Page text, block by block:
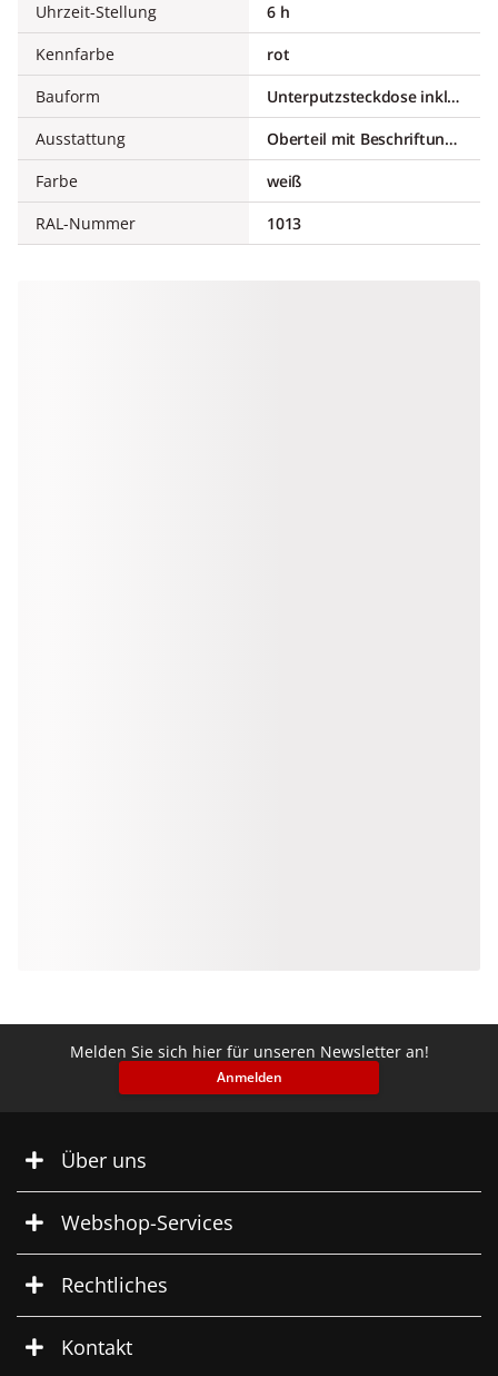
Uhrzeit-Stellung
6 h
Kennfarbe
rot
Bauform
Unterputzsteckdose inkl. UP-Dose
Ausstattung
Oberteil mit Beschriftungsfeld und Schloss
Farbe
weiß
RAL-Nummer
1013
Melden Sie sich hier für unseren Newsletter an!
Anmelden
Über uns
Webshop-Services
Rechtliches
Kontakt